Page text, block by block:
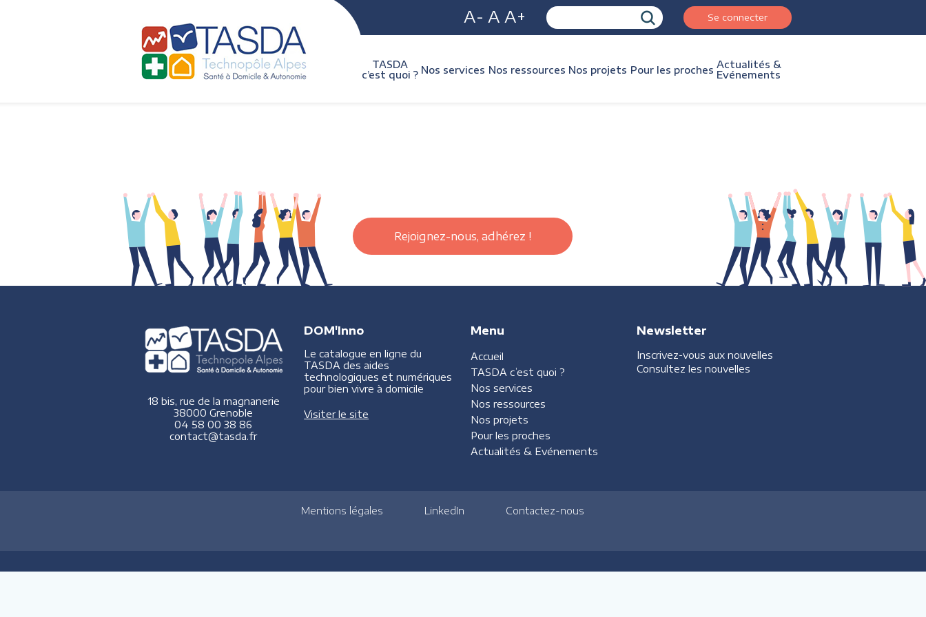
A- A A+ Se connecter
TASDA
c’est quoi ? Nos services Nos ressources Nos projets Pour les proches Actualités &
Evénements
Rejoignez-nous, adhérez !
18 bis, rue de la magnanerie
38000 Grenoble
04 58 00 38 86
contact@tasda.fr
DOM'Inno
Le catalogue en ligne du
TASDA des aides
technologiques et numériques
pour bien vivre à domicile
Visiter le site
Menu
Accueil
TASDA c’est quoi ?
Nos services
Nos ressources
Nos projets
Pour les proches
Actualités & Evénements
Newsletter
Inscrivez-vous aux nouvelles
Consultez les nouvelles
Mentions légales LinkedIn Contactez-nous